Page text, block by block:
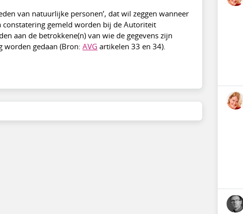
van natuurlijke personen’, dat wil zeggen wanneer
gemeld worden bij de Autoriteit
aan de betrokkene(n) van wie de gegevens zijn
worden gedaan (Bron:AVG artikelen 33 en 34).